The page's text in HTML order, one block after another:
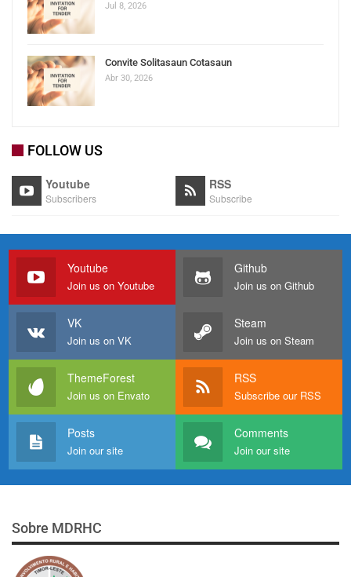
Jul 8, 2026
Convite Solitasaun Cotasaun
Abr 30, 2026
FOLLOW US
Youtube
Subscribers
RSS
Subscribe
Youtube
Join us on Youtube
Github
Join us on Github
VK
Join us on VK
Steam
Join us on Steam
ThemeForest
Join us on Envato
RSS
Subscribe our RSS
Posts
Join our site
Comments
Join our site
Sobre MDRHC